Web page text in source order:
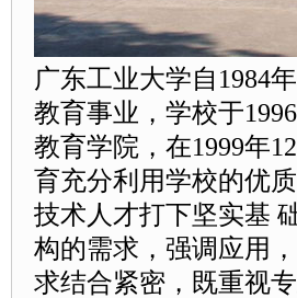
广东工业大学自1984
教育事业，学校于
教育学院，在1999年
育充分利用学校的优
技术人才打下坚实基
构的需求，强调应用
求结合紧密，既重视